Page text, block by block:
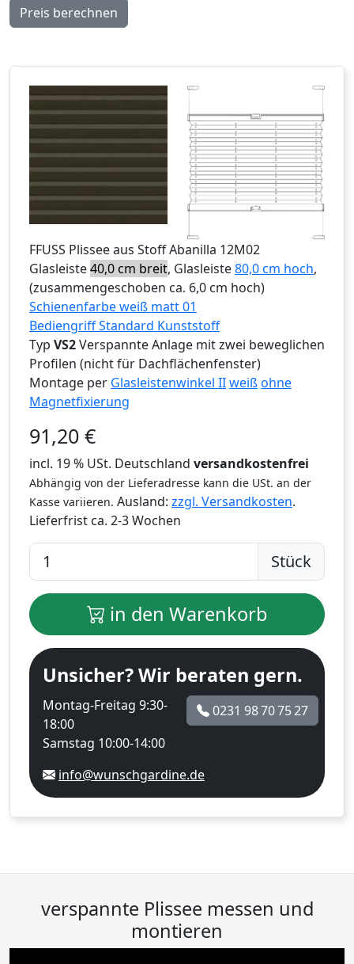
Preis berechnen
FFUSS Plissee aus Stoff Abanilla 12M02
Glasleiste40,0 cm breit, Glasleiste80,0 cm hoch,
(zusammengeschoben ca. 6,0 cm hoch)
Schienenfarbe weiß matt 01
Bediengriff Standard Kunststoff
Typ VS2Verspannte Anlage mit zwei beweglichen
Profilen (nicht für Dachflächenfenster)
Montage per Glasleistenwinkel IIweißohne
Magnetfixierung
91,20 €
incl. 19 % USt. Deutschland versandkostenfrei
Abhängig von der Lieferadresse kann die USt. an der
Kasse variieren. Ausland: zzgl. Versandkosten.
Lieferfrist ca. 2-3 Wochen
Stück
in den Warenkorb
Unsicher? Wir beraten gern.
Montag-Freitag 9:30-
18:00
Samstag 10:00-14:00
0231 98 70 75 27
info@wunschgardine.de
verspannte Plissee messen und
montieren